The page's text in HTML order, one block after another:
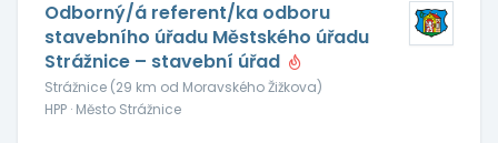
Odborný/á referent/ka odboru
stavebního úřadu Městského úřadu
Strážnice – stavební úřad
Strážnice (29 km od Moravského Žižkova)
HPP · Město Strážnice